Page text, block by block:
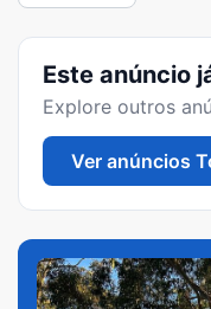
Este anúncio
Explore outros
Ver anúncios